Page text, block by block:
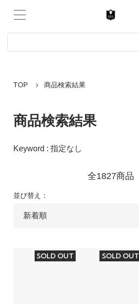
TOP 商品検索結果
商品検索結果
Keyword : 指定なし
全1827商品
並び替え：
SOLD OUT SOLD OUT